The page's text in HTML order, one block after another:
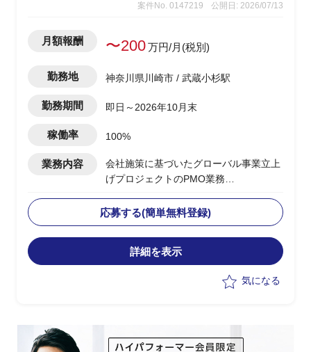
案件No. 0147219
公開日: 2026/07/13
月額報酬 〜200万円/月(税別)
勤務地 神奈川県川崎市 / 武蔵小杉駅
勤務期間 即日～2026年10月末
稼働率 100%
業務内容
会社施策に基づいたグローバル事業立上
げプロジェクトのPMO業務
・英語圏出身のPMのもと進捗管理、ア
イデアのとりまとめ
・各ステークホルダとの英語によるコミ
ュニケーション
応募する(簡単無料登録)
詳細を表示
気になる